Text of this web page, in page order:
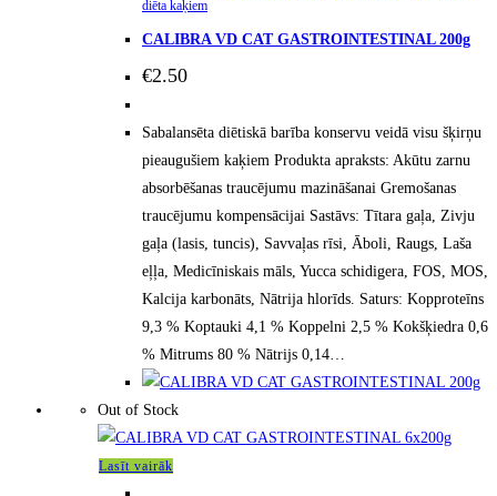
diēta kaķiem
CALIBRA VD CAT GASTROINTESTINAL 200g
€2.50
Sabalansēta diētiskā barība konservu veidā visu šķirņu
pieaugušiem kaķiem Produkta apraksts: Akūtu zarnu
absorbēšanas traucējumu mazināšanai Gremošanas
traucējumu kompensācijai Sastāvs: Tītara gaļa, Zivju
gaļa (lasis, tuncis), Savvaļas rīsi, Āboli, Raugs, Laša
eļļa, Medicīniskais māls, Yucca schidigera, FOS, MOS,
Kalcija karbonāts, Nātrija hlorīds. Saturs: Kopproteīns
9,3 % Koptauki 4,1 % Koppelni 2,5 % Kokšķiedra 0,6
% Mitrums 80 % Nātrijs 0,14…
Out of Stock
Lasīt vairāk